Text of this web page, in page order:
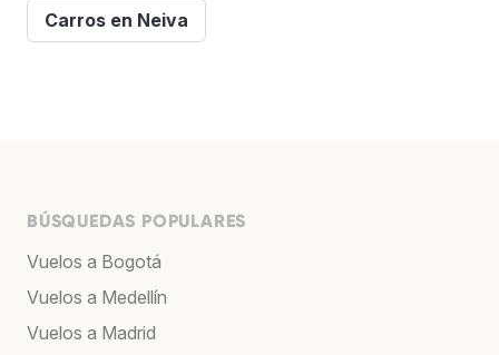
Carros en Neiva
BÚSQUEDAS POPULARES
Vuelos a Bogotá
Vuelos a Medellín
Vuelos a Madrid